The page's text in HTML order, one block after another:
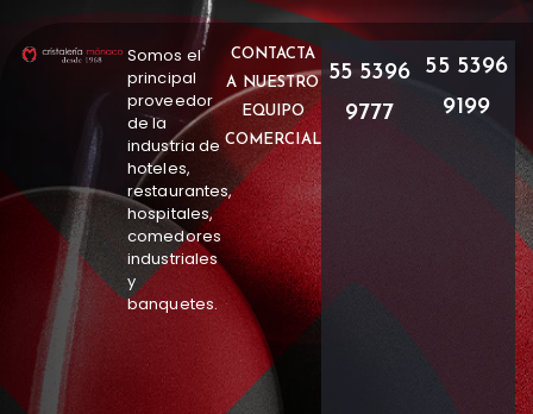
Somos el
principal
proveedor
de la
industria de
hoteles,
restaurantes,
hospitales,
comedores
industriales
y
banquetes.
CONTACTA
A NUESTRO
EQUIPO
COMERCIAL
55 5396
9777
55 5396
9199